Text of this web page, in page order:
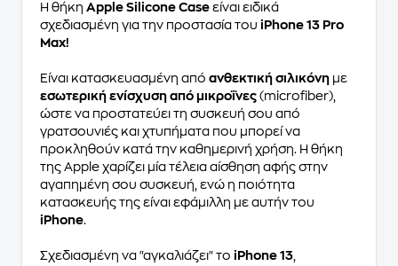
Η θήκη Apple Silicone Case είναι ειδικά
σχεδιασμένη για την προστασία του iPhone 13 Pro
Max!
Είναι κατασκευασμένη από ανθεκτική σιλικόνη με
εσωτερική ενίσχυση από μικροΐνες (microfiber),
ώστε να προστατεύει τη συσκευή σου από
γρατσουνιές και χτυπήματα που μπορεί να
προκληθούν κατά την καθημερινή χρήση. Η θήκη
της Apple χαρίζει μία τέλεια αίσθηση αφής στην
αγαπημένη σου συσκευή, ενώ η ποιότητα
κατασκευής της είναι εφάμιλλη με αυτήν του
iPhone.
Σχεδιασμένη να "αγκαλιάζει" το iPhone 13